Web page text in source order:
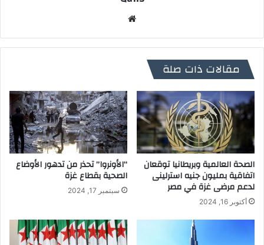
مقالات ذات صلة
الصحة العالمية وبريطانيا توقعان
اتفاقية بمليون جنيه استرلينى
لدعم مرضى غزة في مصر
أكتوبر 16, 2024
“الأونروا” تحذر من تدهور الأوضاع
الصحية بقطاع غزة
سبتمبر 17, 2024